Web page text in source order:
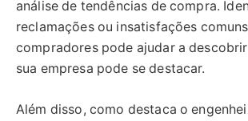
análise de tendências de compra.
reclamações ou insatisfações
compradores pode ajudar a
sua empresa pode se destacar.
Além disso, como destaca o